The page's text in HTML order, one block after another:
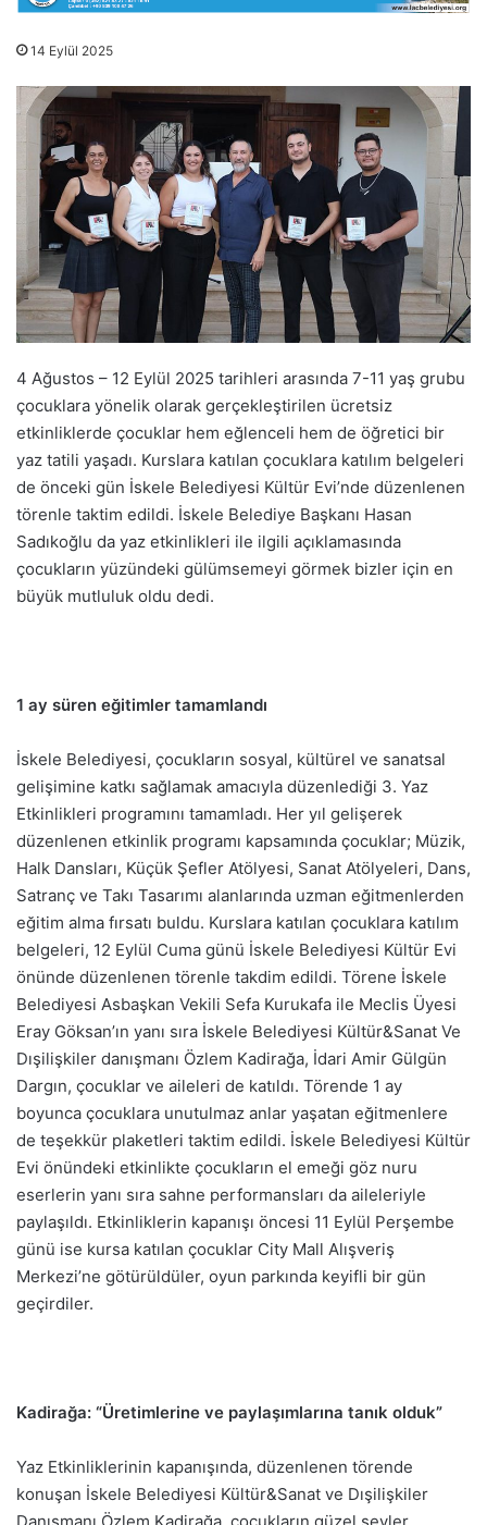
14 Eylül 2025
4 Ağustos – 12 Eylül 2025 tarihleri arasında 7-11 yaş grubu
çocuklara yönelik olarak gerçekleştirilen ücretsiz
etkinliklerde çocuklar hem eğlenceli hem de öğretici bir
yaz tatili yaşadı. Kurslara katılan çocuklara katılım belgeleri
de önceki gün İskele Belediyesi Kültür Evi’nde düzenlenen
törenle taktim edildi. İskele Belediye Başkanı Hasan
Sadıkoğlu da yaz etkinlikleri ile ilgili açıklamasında
çocukların yüzündeki gülümsemeyi görmek bizler için en
büyük mutluluk oldu dedi.
1 ay süren eğitimler tamamlandı
İskele Belediyesi, çocukların sosyal, kültürel ve sanatsal
gelişimine katkı sağlamak amacıyla düzenlediği 3. Yaz
Etkinlikleri programını tamamladı. Her yıl gelişerek
düzenlenen etkinlik programı kapsamında çocuklar; Müzik,
Halk Dansları, Küçük Şefler Atölyesi, Sanat Atölyeleri, Dans,
Satranç ve Takı Tasarımı alanlarında uzman eğitmenlerden
eğitim alma fırsatı buldu. Kurslara katılan çocuklara katılım
belgeleri, 12 Eylül Cuma günü İskele Belediyesi Kültür Evi
önünde düzenlenen törenle takdim edildi. Törene İskele
Belediyesi Asbaşkan Vekili Sefa Kurukafa ile Meclis Üyesi
Eray Göksan’ın yanı sıra İskele Belediyesi Kültür&Sanat Ve
Dışilişkiler danışmanı Özlem Kadirağa, İdari Amir Gülgün
Dargın, çocuklar ve aileleri de katıldı. Törende 1 ay
boyunca çocuklara unutulmaz anlar yaşatan eğitmenlere
de teşekkür plaketleri taktim edildi. İskele Belediyesi Kültür
Evi önündeki etkinlikte çocukların el emeği göz nuru
eserlerin yanı sıra sahne performansları da aileleriyle
paylaşıldı. Etkinliklerin kapanışı öncesi 11 Eylül Perşembe
günü ise kursa katılan çocuklar City Mall Alışveriş
Merkezi’ne götürüldüler, oyun parkında keyifli bir gün
geçirdiler.
Kadirağa: “Üretimlerine ve paylaşımlarına tanık olduk”
Yaz Etkinliklerinin kapanışında, düzenlenen törende
konuşan İskele Belediyesi Kültür&Sanat ve Dışilişkiler
Danışmanı Özlem Kadirağa, çocukların güzel şeyler